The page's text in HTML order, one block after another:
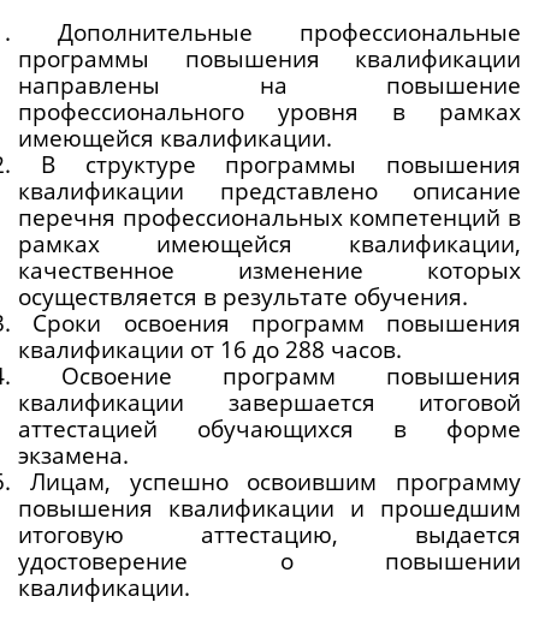
Дополнительные профессиональные
программы повышения квалификации
направлены на повышение
профессионального уровня в рамках
имеющейся квалификации.
В структуре программы повышения
квалификации представлено описание
перечня профессиональных компетенций в
рамках имеющейся квалификации,
качественное изменение которых
осуществляется в результате обучения.
Сроки освоения программ повышения
квалификации от 16 до 288 часов.
Освоение программ повышения
квалификации завершается итоговой
аттестацией обучающихся в форме
экзамена.
Лицам, успешно освоившим программу
повышения квалификации и прошедшим
итоговую аттестацию, выдается
удостоверение о повышении
квалификации.